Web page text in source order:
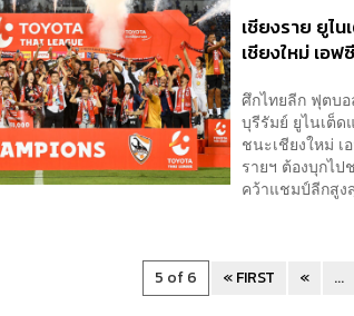
เชียงราย ยูไ
เชียงใหม่ เอ
ศึกไทยลีก ฟุตบ
บุรีรัมย์ ยูไนเต็ด
ชนะเชียงใหม่
รายฯ ต้องบุกไ
คว้าแชมป์ลีกสูง
5 of 6 « FIRST « ...